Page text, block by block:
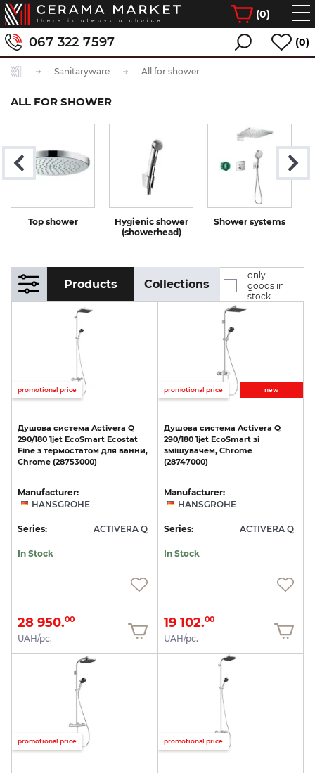
(0)
067 322 7597 (0)
Sanitaryware All for shower
ALL FOR SHOWER
Top shower
Hygienic shower
(showerhead)
Shower systems
Products Collections
only
goods in
stock
promotional price
Душова система Activera Q
290/180 1jet EcoSmart Ecostat
Fine з термостатом для ванни,
Chrome (28753000)
Manufacturer:
HANSGROHE
Series: ACTIVERA Q
In Stock
28 950.00
UAH/pc.
new
promotional price
Душова система Activera Q
290/180 1jet EcoSmart зі
змішувачем, Chrome
(28747000)
Manufacturer:
HANSGROHE
Series: ACTIVERA Q
In Stock
19 102.00
UAH/pc.
promotional price promotional price